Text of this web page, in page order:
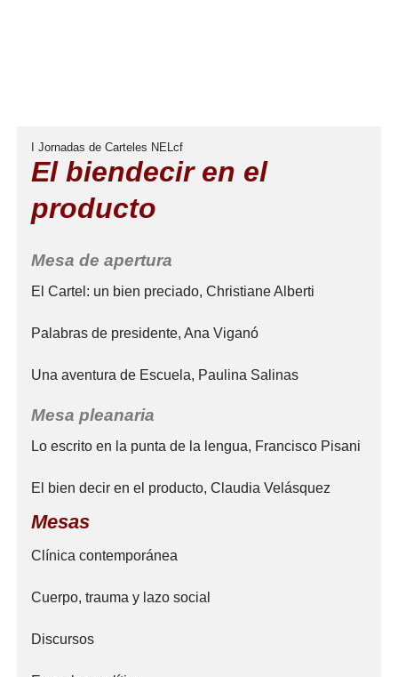
I Jornadas de Carteles NELcf
El biendecir en el
producto
Mesa de apertura
El Cartel: un bien preciado, Christiane Alberti
Palabras de presidente, Ana Viganó
Una aventura de Escuela, Paulina Salinas
Mesa pleanaria
Lo escrito en la punta de la lengua, Francisco Pisani
El bien decir en el producto, Claudia Velásquez
Mesas
Clínica contemporánea
Cuerpo, trauma y lazo social
Discursos